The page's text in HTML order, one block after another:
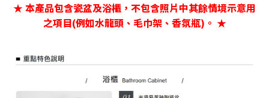
★ 本產品包含瓷盆及浴櫃，不包含照片中其餘情境示意用
之項目(例如水龍頭、毛巾架、香氛瓶)。 ★